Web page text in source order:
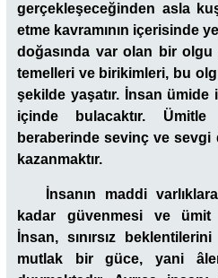
gerçekleşeceğinden asla
etme kavramının içerisinde
doğasında var olan bir olgu
temelleri ve birikimleri, bu
şekilde yaşatır. İnsan
içinde bulacaktır.
beraberinde sevinç ve sevgi
kazanmaktır.
İnsanın maddi
kadar güvenmesi ve ümit
İnsan, sınırsız
mutlak bir güce, yani